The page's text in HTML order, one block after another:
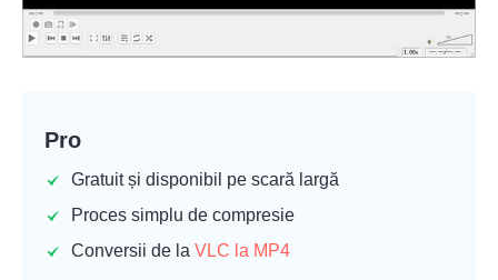
Pro
Gratuit și disponibil pe scară largă
Proces simplu de compresie
Conversii de la VLC la MP4